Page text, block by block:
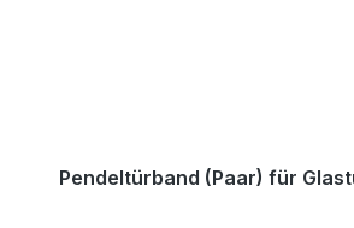
Pendeltürband (Paar) für